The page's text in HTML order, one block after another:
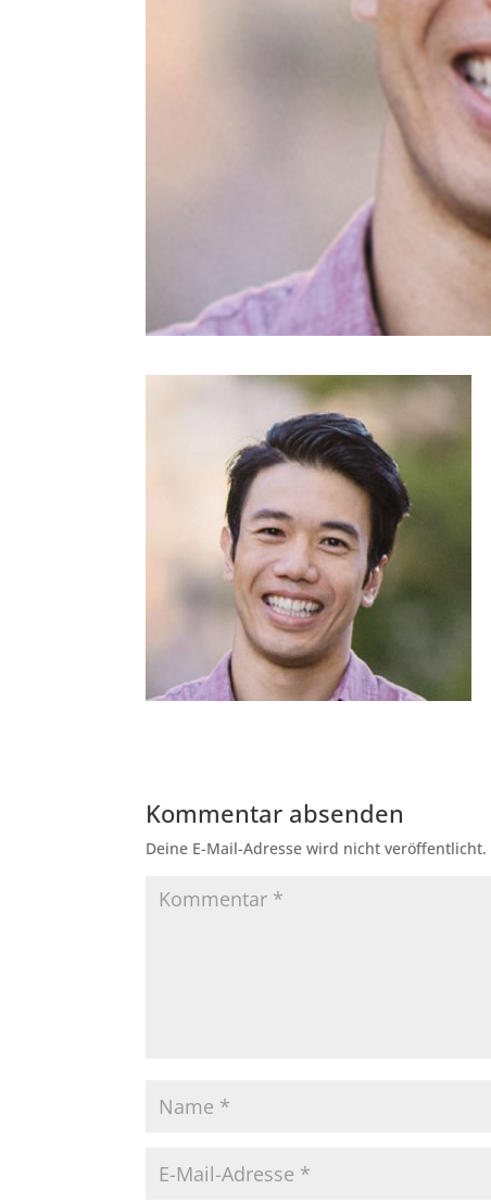
Kommentar absenden
Deine E-Mail-Adresse wird nicht veröffentlicht.